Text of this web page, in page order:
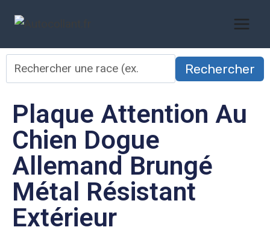
Rechercher
Plaque Attention Au
Chien Dogue
Allemand Brungé
Métal Résistant
Extérieur